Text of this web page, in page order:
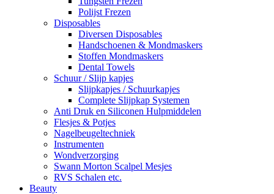
Polijst Frezen
Disposables
Diversen Disposables
Handschoenen & Mondmaskers
Stoffen Mondmaskers
Dental Towels
Schuur / Slijp kapjes
Slijpkapjes / Schuurkapjes
Complete Slijpkap Systemen
Anti Druk en Siliconen Hulpmiddelen
Flesjes & Potjes
Nagelbeugeltechniek
Instrumenten
Wondverzorging
Swann Morton Scalpel Mesjes
RVS Schalen etc.
Beauty